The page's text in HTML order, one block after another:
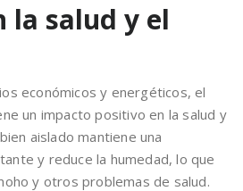
la salud y el
económicos y energéticos, el
un impacto positivo en la salud y
aislado mantiene una
y reduce la humedad, lo que
y otros problemas de salud.